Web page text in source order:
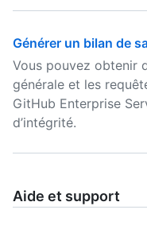
Générer un bilan de
Vous pouvez obtenir
générale et les
GitHub Enterprise
d’intégrité.
Aide et support